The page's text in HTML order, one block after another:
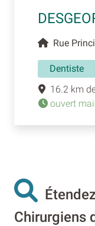
Rue
Dentiste
16.2 km
ouvert
Chirurgiens